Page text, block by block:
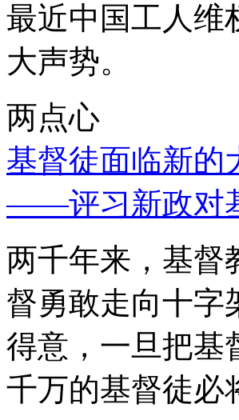
最近中国工人维
大声势。
两点心
基督徒面临新的
——评习新政对
两千年来，基督
督勇敢走向十字
得意，一旦把基
千万的基督徒必